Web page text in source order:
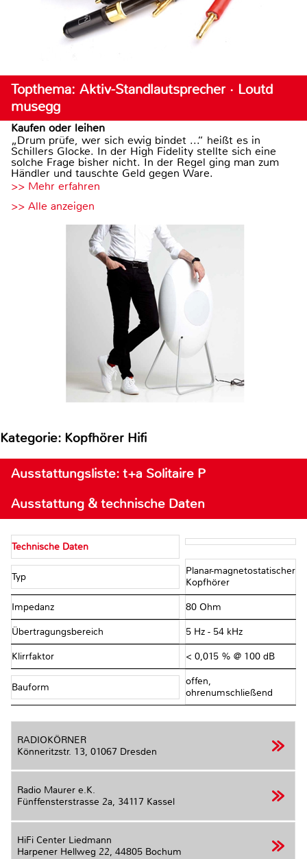
Topthema: Aktiv-Standlautsprecher · Loutd
musegg
Kaufen oder leihen
„Drum prüfe, wer sich ewig bindet ...“ heißt es in
Schillers Glocke. In der High Fidelity stellte sich eine
solche Frage bisher nicht. In der Regel ging man zum
Händler und tauschte Geld gegen Ware.
>> Mehr erfahren
>> Alle anzeigen
Kategorie: Kopfhörer Hifi
Ausstattungsliste: t+a Solitaire P
Ausstattung & technische Daten
Technische Daten
Typ
Planar-magnetostatischer
Kopfhörer
Impedanz 80 Ohm
Übertragungsbereich 5 Hz - 54 kHz
Klirrfaktor < 0,015 % @ 100 dB
Bauform
offen,
ohrenumschließend
RADIOKÖRNER
Könneritzstr. 13, 01067 Dresden
Radio Maurer e.K.
Fünffensterstrasse 2a, 34117 Kassel
HiFi Center Liedmann
Harpener Hellweg 22, 44805 Bochum